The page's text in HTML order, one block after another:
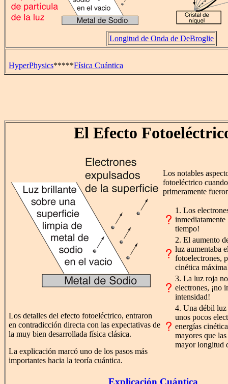
Longitud de Onda de DeBroglie
HyperPhysics*****Física Cuántica
El Efecto
Los detalles del efecto fotoeléctrico, entraron
en contradicción directa con las expectativas de
la muy bien desarrollada física clásica.
La explicación marcó uno de los pasos más
importantes hacia la teoría cuántica.
Los notables
fotoeléctrico
primeramente
1. Los
inmediatamente
tiempo!
2. El aumento
luz aumentaba
fotoelectrones,
cinética
3. La luz roja
electrones, ¡no
intensidad!
4. Una débil
unos pocos
energías
mayores que
mayor longitud
Explicación Cuántica